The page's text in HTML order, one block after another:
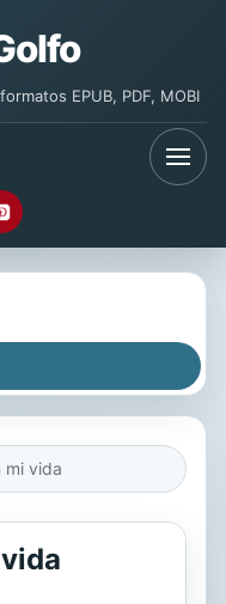
EPUB, PDF, MOBI
mi vida